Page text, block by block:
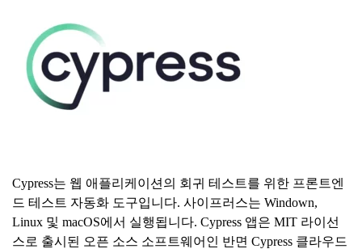
Cypress는 웹 애플리케이션의 회귀 테스트를 위한 프론트엔
드 테스트 자동화 도구입니다. 사이프러스는 Windown,
Linux 및 macOS에서 실행됩니다. Cypress 앱은 MIT 라이선
스로 출시된 오픈 소스 소프트웨어인 반면 Cypress 클라우드